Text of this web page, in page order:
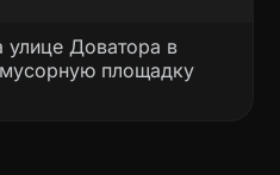
улице Доватора в
площадку